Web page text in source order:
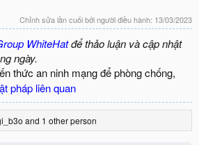
Chỉnh sửa lần cuối bởi người điều hành: 13/03/2023
WhiteHatđể thảo luận và cập nhật
ngày.
thức an ninh mạng để phòng chống,
pháp liên quan
and 1 other person